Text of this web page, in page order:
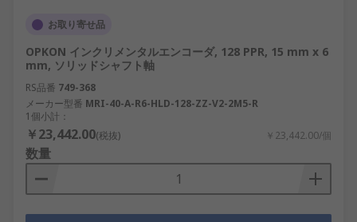
お取り寄せ品
OPKON インクリメンタルエンコーダ, 128 PPR, 15 mm x 6
mm, ソリッドシャフト軸
RS品番 749-368
メーカー型番 MRI-40-A-R6-HLD-128-ZZ-V2-2M5-R
1個小計：
￥23,442.00(税抜) ￥23,442.00/個
数量